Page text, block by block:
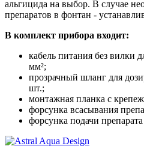
альгицида на выбор. В случае
препаратов в фонтан -
В комплект прибора входит:
кабель питания без вилки
мм²;
прозрачный шланг для
шт.;
монтажная планка с
форсунка всасывания
форсунка подачи